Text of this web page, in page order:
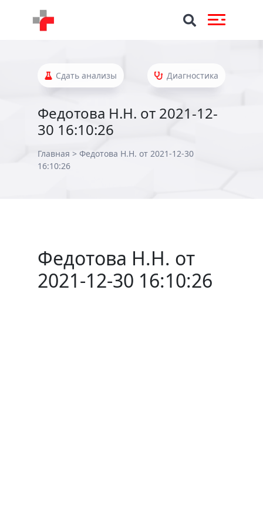
Сдать анализы Диагностика
Федотова Н.Н. от 2021-12-
30 16:10:26
Главная > Федотова Н.Н. от 2021-12-30
16:10:26
Федотова Н.Н. от
2021-12-30 16:10:26